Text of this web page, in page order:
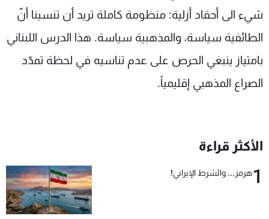
شيء الى أحقاد أزلية: منظومة كاملة تريد أن تنسينا أنّ
الطائفية سياسة، والمذهبية سياسة. هذا الدرس اللبناني
بامتياز ينبغي الحرص على عدم تناسيه في لحظة تمدّد
الصراع المذهبي إقليمياً.
الأكثر قراءة
1هرمز... والشرط الإيراني!